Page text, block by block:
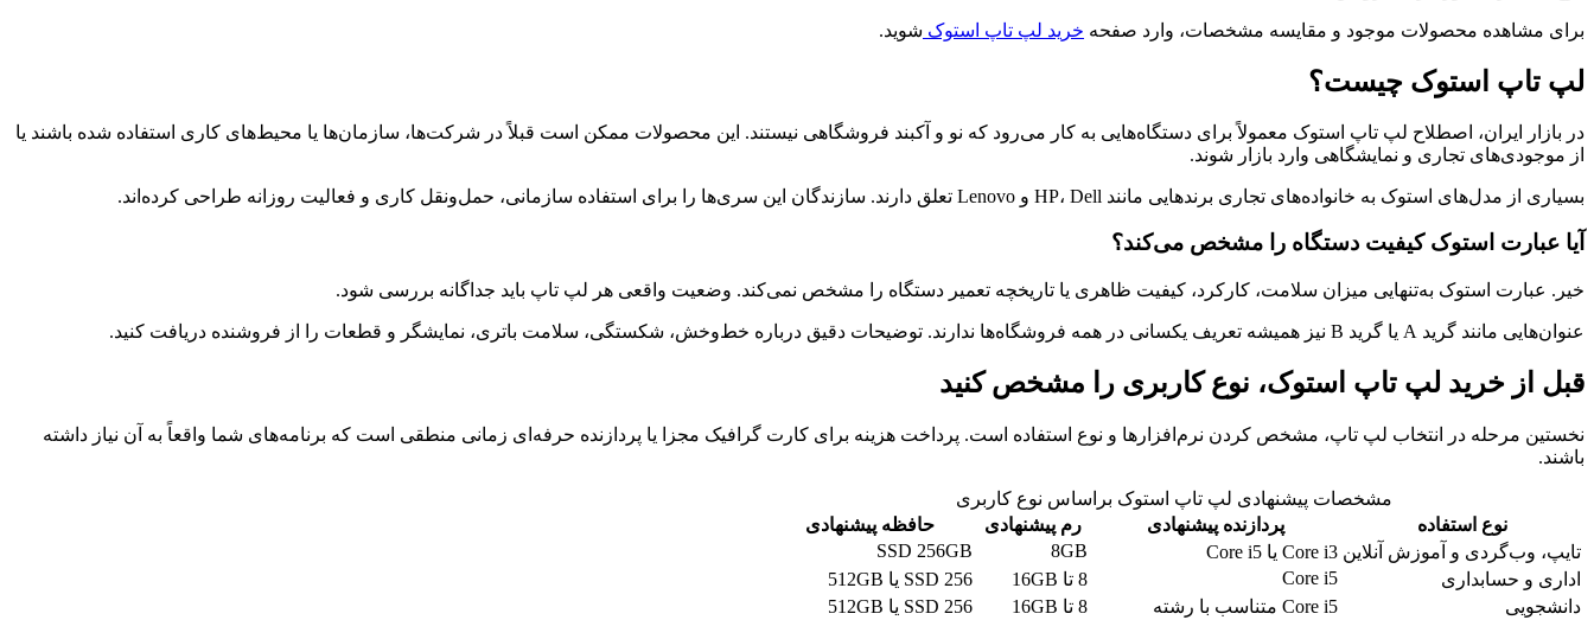
برای مشاهده محصولات موجود و مقایسه مشخصات، وارد صفحه خرید لپ تاپ استوک شوید.
لپ تاپ استوک چیست؟
در بازار ایران، اصطلاح لپ تاپ استوک معمولاً برای دستگاه‌هایی به کار می‌رود که نو و آکبند فروشگاهی نیستند. این محصولات ممکن است قبلاً در شرکت‌ها، سازمان‌ها یا محیط‌های کاری استفاده شده باشند یا
از موجودی‌های تجاری و نمایشگاهی وارد بازار شوند.
بسیاری از مدل‌های استوک به خانواده‌های تجاری برندهایی مانند HP، Dell و Lenovo تعلق دارند. سازندگان این سری‌ها را برای استفاده سازمانی، حمل‌ونقل کاری و فعالیت روزانه طراحی کرده‌اند.
آیا عبارت استوک کیفیت دستگاه را مشخص می‌کند؟
خیر. عبارت استوک به‌تنهایی میزان سلامت، کارکرد، کیفیت ظاهری یا تاریخچه تعمیر دستگاه را مشخص نمی‌کند. وضعیت واقعی هر لپ تاپ باید جداگانه بررسی شود.
عنوان‌هایی مانند گرید A یا گرید B نیز همیشه تعریف یکسانی در همه فروشگاه‌ها ندارند. توضیحات دقیق درباره خط‌وخش، شکستگی، سلامت باتری، نمایشگر و قطعات را از فروشنده دریافت کنید.
قبل از خرید لپ تاپ استوک، نوع کاربری را مشخص کنید
نخستین مرحله در انتخاب لپ تاپ، مشخص کردن نرم‌افزارها و نوع استفاده است. پرداخت هزینه برای کارت گرافیک مجزا یا پردازنده حرفه‌ای زمانی منطقی است که برنامه‌های شما واقعاً به آن نیاز داشته
باشند.
مشخصات پیشنهادی لپ تاپ استوک براساس نوع کاربری
نوع استفاده
پردازنده پیشنهادی رم پیشنهادی
حافظه پیشنهادی
تایپ، وب‌گردی و آموزش آنلاین Core i3 یا Core i5 8GB
SSD 256GB
اداری و حسابداری
Core i5 8 تا 16GB
SSD 256 یا 512GB
دانشجویی
Core i5 متناسب با رشته 8 تا 16GB
SSD 256 یا 512GB